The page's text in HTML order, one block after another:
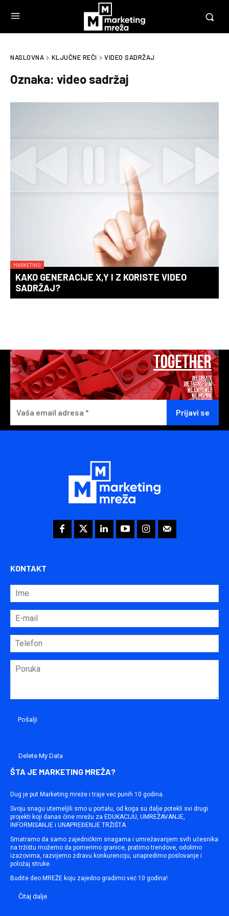
NASLOVNA KLJUČNE REČI VIDEO SADRŽAJ
Oznaka: video sadržaj
MARKETING
KAKO GENERACIJE X,Y I Z KORISTE VIDEO
SADRŽAJ?
KONTAKT
Delete My Data
ŠTA JE MARKETING MREŽA?
Dug je put Marketing mreže i traje već punih 10 godina.
Svoju snagu utemeljili smo u portalu, od koga su dalje potekli svi drugi
projekti koji danas čine mrežu za EDUKACIJU, UMREŽAVANJE,
INFORMISANJE i UNAPREĐENJE TRŽIŠTA.
Smatramo da samo zajedničkim snagama i umrežavanjem svih učesnika
na tržištu možemo da pomerimo granice, pratimo trendove, odolimo
izazovima, razvijemo zdravu konkurenciju, unapredimo poslovanje i
položaj struke.
Budite deo MREŽE koju zajedno gradimo već 10 godina!
Čitaj dalje